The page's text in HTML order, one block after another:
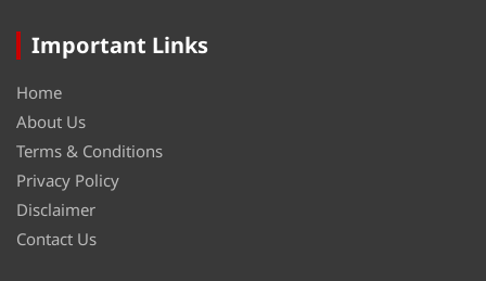
Important Links
Home
About Us
Terms & Conditions
Privacy Policy
Disclaimer
Contact Us